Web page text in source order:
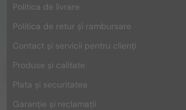
Politica de livrare
Politica de retur și rambursare
Contact și servicii pentru clienți
Produse și calitate
Plata și securitatea
Garanție și reclamații